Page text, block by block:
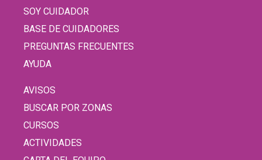
SOY CUIDADOR
BASE DE CUIDADORES
PREGUNTAS FRECUENTES
AYUDA
AVISOS
BUSCAR POR ZONAS
CURSOS
ACTIVIDADES